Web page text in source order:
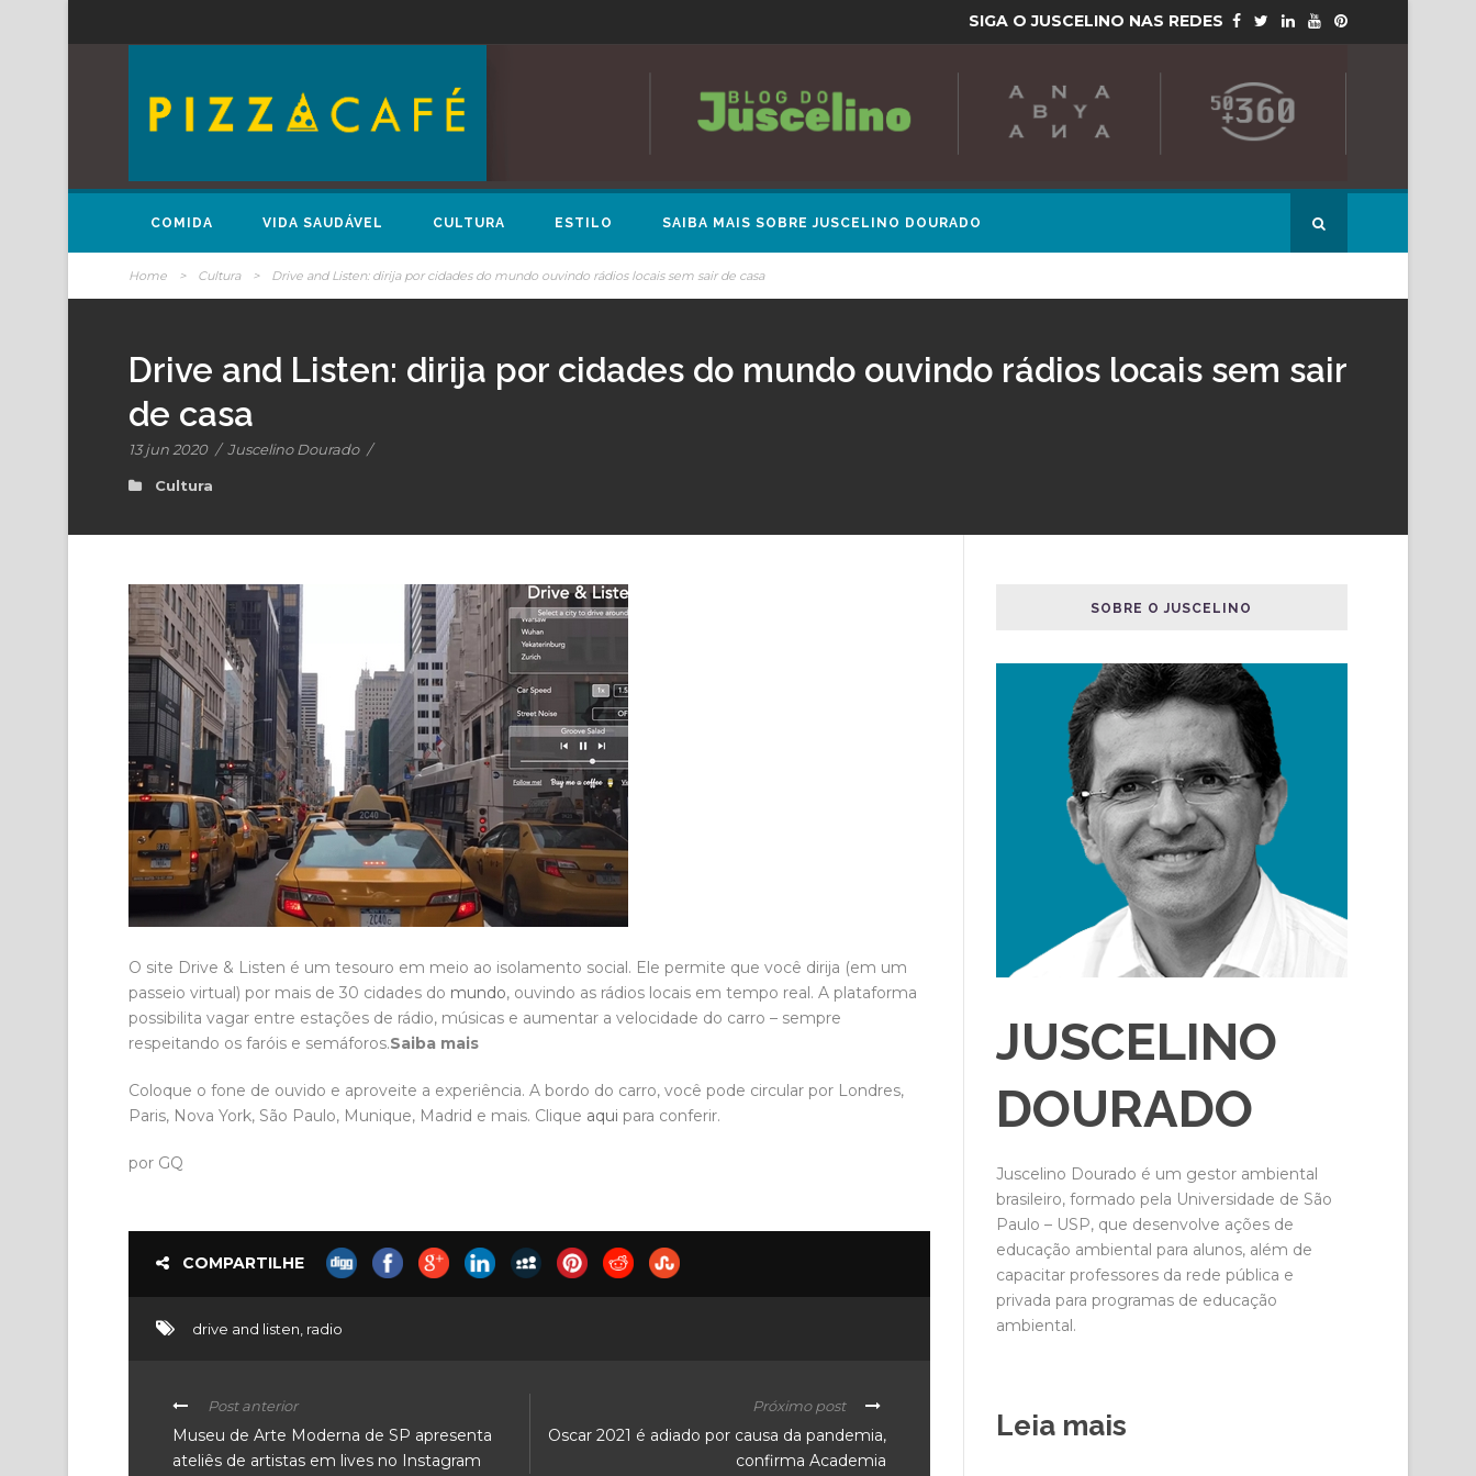
SIGA O JUSCELINO NAS REDES
COMIDA VIDA SAUDÁVEL CULTURA ESTILO SAIBA MAIS SOBRE JUSCELINO DOURADO
Home > Cultura > Drive and Listen: dirija por cidades do mundo ouvindo rádios locais sem sair de casa
Drive and Listen: dirija por cidades do mundo ouvindo rádios locais sem sair
de casa
13 jun 2020 / Juscelino Dourado /
Cultura
O site Drive & Listen é um tesouro em meio ao isolamento social. Ele permite que você dirija (em um
passeio virtual) por mais de 30 cidades do mundo, ouvindo as rádios locais em tempo real. A plataforma
possibilita vagar entre estações de rádio, músicas e aumentar a velocidade do carro – sempre
respeitando os faróis e semáforos.Saiba mais
Coloque o fone de ouvido e aproveite a experiência. A bordo do carro, você pode circular por Londres,
Paris, Nova York, São Paulo, Munique, Madrid e mais. Clique aqui para conferir.
por GQ
COMPARTILHE
drive and listen radio
Post anterior
Museu de Arte Moderna de SP apresenta
ateliês de artistas em lives no Instagram
Próximo post
Oscar 2021 é adiado por causa da pandemia,
confirma Academia
SOBRE O JUSCELINO
JUSCELINO
DOURADO
Juscelino Dourado é um gestor ambiental
brasileiro, formado pela Universidade de São
Paulo – USP, que desenvolve ações de
educação ambiental para alunos, além de
capacitar professores da rede pública e
privada para programas de educação
ambiental.
Leia mais